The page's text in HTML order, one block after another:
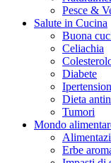
Pesce &
Salute in Cucina
Buona
Celiachia
Diabete
Dieta
Tumori
Mondo
Erbe